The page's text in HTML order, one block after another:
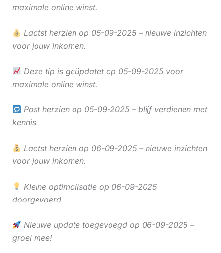
maximale online winst.
Laatst herzien op 05-09-2025 – nieuwe inzichten
voor jouw inkomen.
Deze tip is geüpdatet op 05-09-2025 voor
maximale online winst.
Post herzien op 05-09-2025 – blijf verdienen met
kennis.
Laatst herzien op 06-09-2025 – nieuwe inzichten
voor jouw inkomen.
Kleine optimalisatie op 06-09-2025
doorgevoerd.
Nieuwe update toegevoegd op 06-09-2025 –
groei mee!